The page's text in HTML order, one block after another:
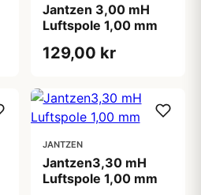
Jantzen 3,00 mH
Luftspole 1,00 mm
129,00 kr
JANTZEN
Jantzen3,30 mH
Luftspole 1,00 mm